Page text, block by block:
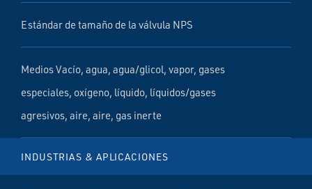
Estándar de tamaño de la válvula NPS
Medios Vacío, agua, agua/glicol, vapor, gases
especiales, oxígeno, líquido, líquidos/gases
agresivos, aire, aire, gas inerte
INDUSTRIAS & APLICACIONES